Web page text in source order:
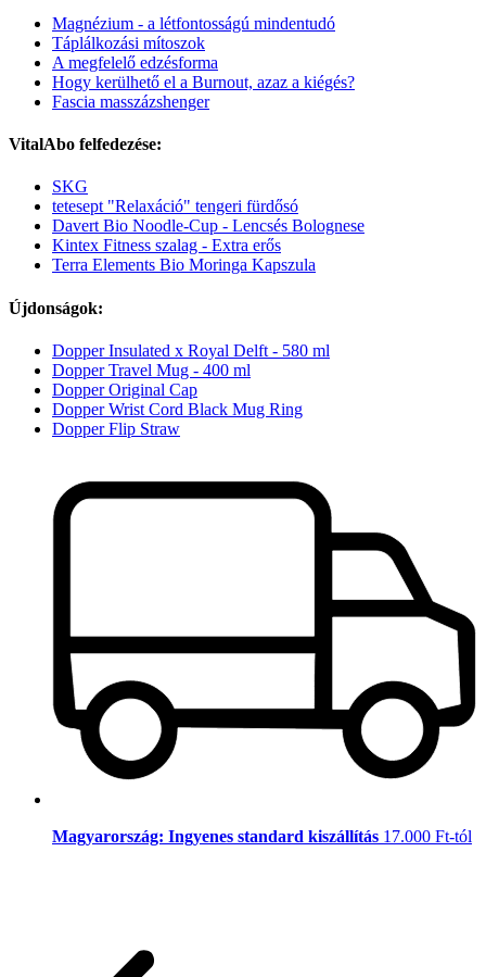
Magnézium - a létfontosságú mindentudó
Táplálkozási mítoszok
A megfelelő edzésforma
Hogy kerülhető el a Burnout, azaz a kiégés?
Fascia masszázshenger
VitalAbo felfedezése:
SKG
tetesept "Relaxáció" tengeri fürdősó
Davert Bio Noodle-Cup - Lencsés Bolognese
Kintex Fitness szalag - Extra erős
Terra Elements Bio Moringa Kapszula
Újdonságok:
Dopper Insulated x Royal Delft - 580 ml
Dopper Travel Mug - 400 ml
Dopper Original Cap
Dopper Wrist Cord Black Mug Ring
Dopper Flip Straw
Magyarország: Ingyenes standard kiszállítás 17.000 Ft-tól